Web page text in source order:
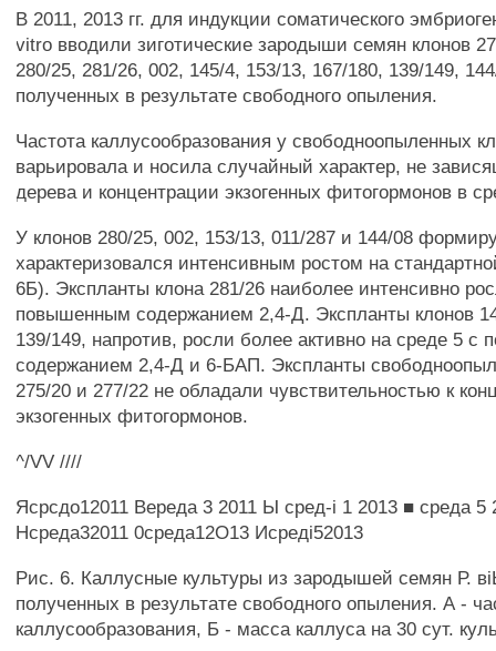
В 2011, 2013 гг. для индукции соматического
vitro вводили зиготические зародыши семян клонов
280/25, 281/26, 002, 145/4, 153/13, 167/180, 139/149,
полученных в результате свободного опыления.
Частота каллусообразования у свободноопыленных
варьировала и носила случайный характер, не
дерева и концентрации экзогенных фитогормонов в
У клонов 280/25, 002, 153/13, 011/287 и 144/08
характеризовался интенсивным ростом на
6Б). Экспланты клона 281/26 наиболее интенсивно
повышенным содержанием 2,4-Д. Экспланты клонов
139/149, напротив, росли более активно на среде 5 с
содержанием 2,4-Д и 6-БАП. Экспланты
275/20 и 277/22 не обладали чувствительностью к
экзогенных фитогормонов.
^/VV ////
Ясрсдо12011 Вереда 3 2011 Ы сред-і 1 2013 ■ среда 5
Нсреда32011 0среда12О13 Исреді52013
Рис. 6. Каллусные культуры из зародышей семян Р.
полученных в результате свободного опыления. А -
каллусообразования, Б - масса каллуса на 30 сут.